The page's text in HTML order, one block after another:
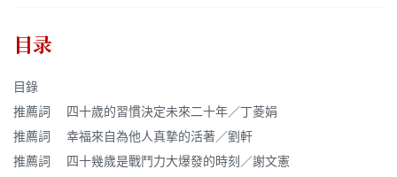
目录
目錄
推薦詞 四十歲的習慣決定未來二十年／丁菱娟
推薦詞 幸福來自為他人真摯的活著／劉軒
推薦詞 四十幾歲是戰鬥力大爆發的時刻／謝文憲